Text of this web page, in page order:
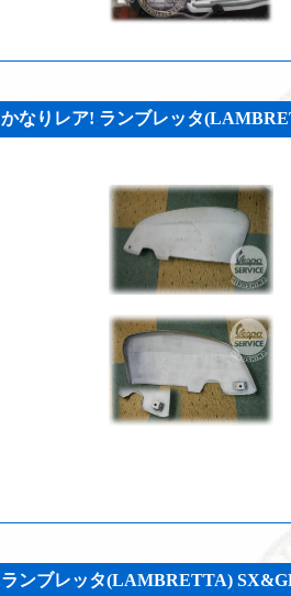
かなりレア! ランブレッタ
ランブレッタ(LAMBRETTA)